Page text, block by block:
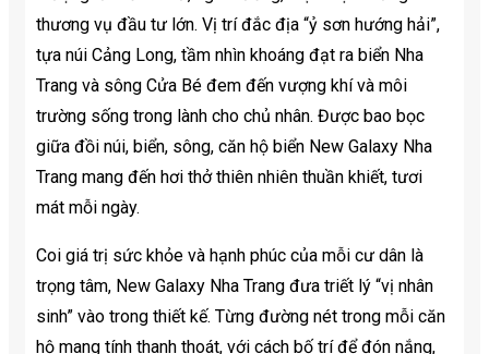
thương vụ đầu tư lớn. Vị trí đắc địa “ỷ sơn hướng hải”,
tựa núi Cảng Long, tầm nhìn khoáng đạt ra biển Nha
Trang và sông Cửa Bé đem đến vượng khí và môi
trường sống trong lành cho chủ nhân. Được bao bọc
giữa đồi núi, biển, sông, căn hộ biển New Galaxy Nha
Trang mang đến hơi thở thiên nhiên thuần khiết, tươi
mát mỗi ngày.
Coi giá trị sức khỏe và hạnh phúc của mỗi cư dân là
trọng tâm, New Galaxy Nha Trang đưa triết lý “vị nhân
sinh” vào trong thiết kế. Từng đường nét trong mỗi căn
hộ mang tính thanh thoát, với cách bố trí để đón nắng,